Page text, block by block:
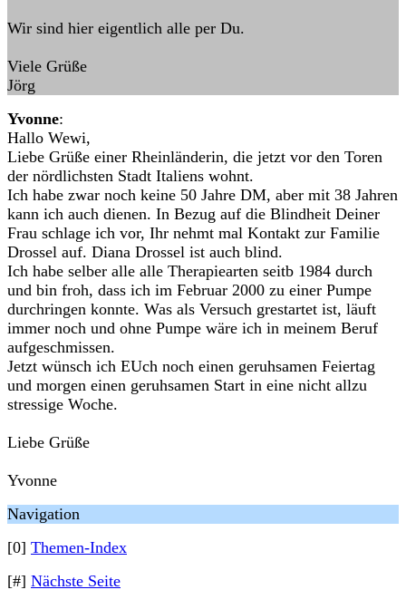
Wir sind hier eigentlich alle per Du.
Viele Grüße
Jörg
Yvonne:
Hallo Wewi,
Liebe Grüße einer Rheinländerin, die jetzt vor den Toren
der nördlichsten Stadt Italiens wohnt.
Ich habe zwar noch keine 50 Jahre DM, aber mit 38 Jahren
kann ich auch dienen. In Bezug auf die Blindheit Deiner
Frau schlage ich vor, Ihr nehmt mal Kontakt zur Familie
Drossel auf. Diana Drossel ist auch blind.
Ich habe selber alle alle Therapiearten seitb 1984 durch
und bin froh, dass ich im Februar 2000 zu einer Pumpe
durchringen konnte. Was als Versuch grestartet ist, läuft
immer noch und ohne Pumpe wäre ich in meinem Beruf
aufgeschmissen.
Jetzt wünsch ich EUch noch einen geruhsamen Feiertag
und morgen einen geruhsamen Start in eine nicht allzu
stressige Woche.
Liebe Grüße
Yvonne
Navigation
[0] Themen-Index
[#] Nächste Seite